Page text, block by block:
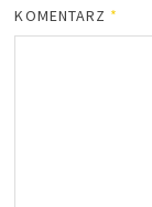
KOMENTARZ *